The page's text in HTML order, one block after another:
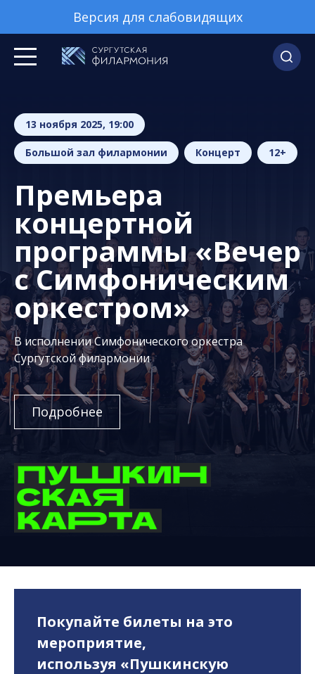
Версия для слабовидящих
13 ноября 2025, 19:00
Большой зал филармонии Концерт 12+
Премьера
концертной
программы «Вечер
с Симфоническим
оркестром»
В исполнении Симфонического оркестра
Сургутской филармонии
Подробнее
Покупайте билеты на это
мероприятие,
используя «Пушкинскую